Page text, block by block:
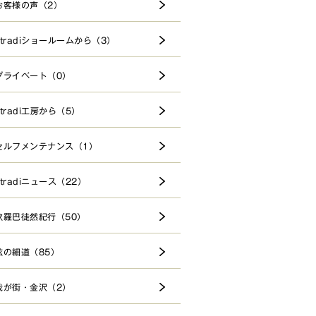
客様の声（2）
ショールームから（3）
ライベート（0）
工房から（5）
ルフメンテナンス（1）
ニュース（22）
羅巴徒然紀行（50）
の細道（85）
が街・金沢（2）